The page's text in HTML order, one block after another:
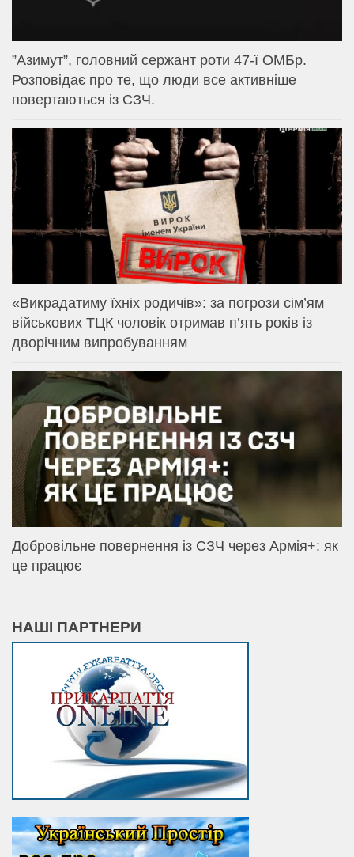
⁨”Азимут”, головний сержант роти 47-ї ОМБр.
Розповідає про те, що люди все активніше
повертаються із СЗЧ.
«Викрадатиму їхніх родичів»: за погрози сім’ям
військових ТЦК чоловік отримав п’ять років із
дворічним випробуванням
Добровільне повернення із СЗЧ через Армія+: як
це працює
НАШІ ПАРТНЕРИ